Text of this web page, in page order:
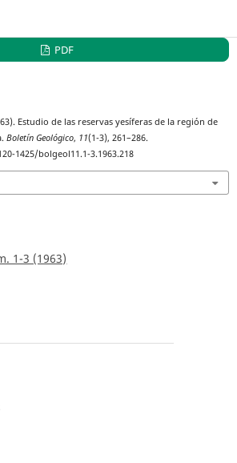
PDF
Estudio de las reservas yesíferas de la región de
Boletín Geológico, 11(1-3), 261–286.
1425/bolgeol11.1-3.1963.218
1-3 (1963)